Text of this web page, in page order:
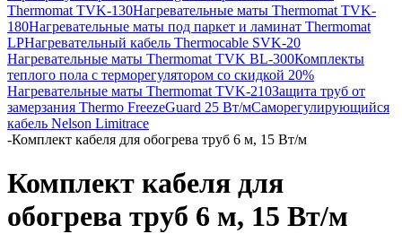
Thermomat TVK-130Нагревательные маты Thermomat TVK-
180Нагревательные маты под паркет и ламинат Thermomat
LPНагревательный кабель Thermocable SVK-20
Нагревательные маты Thermomat TVK BL-300Комплекты
теплого пола с терморегулятором со скидкой 20%
Нагревательные маты Thermomat TVK-210Защита труб от
замерзания Thermo FreezeGuard 25 Вт/мСаморегулирующийся
кабель Nelson Limitrace
-Комплект кабеля для обогрева труб 6 м, 15 Вт/м
Комплект кабеля для
обогрева труб 6 м, 15 Вт/м